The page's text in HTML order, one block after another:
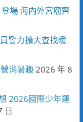
場 海內外宮廟齊
警力擴大查找暖
消暑趣2026 年 8
2026國際少年運
日